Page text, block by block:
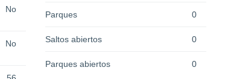
No
No
Parques 0
Saltos abiertos 0
Parques abiertos 0